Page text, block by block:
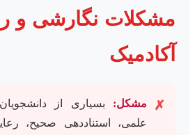
مشکلات نگارشی و
آکادمیک
✗ مشکل: بسیاری از
علمی، استناددهی صحیح،